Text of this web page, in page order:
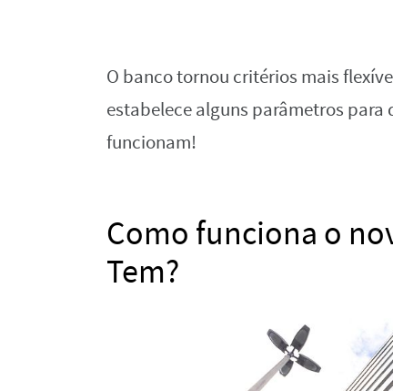
O banco tornou critérios mais
estabelece alguns parâmetros
funcionam!
Como funciona o
Tem?